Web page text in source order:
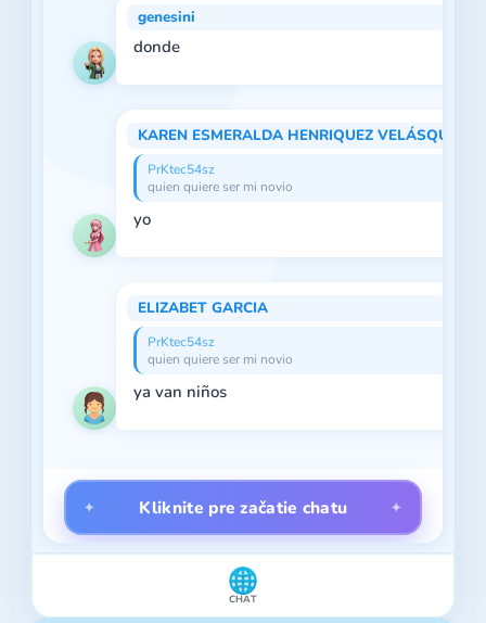
genesini
donde
KAREN ESMERALDA HENRIQUEZ VELÁSQUEZ
PrKtec54sz
quien quiere ser mi novio
yo
ELIZABET GARCIA
PrKtec54sz
quien quiere ser mi novio
ya van niños
Kliknite pre začatie chatu
CHAT